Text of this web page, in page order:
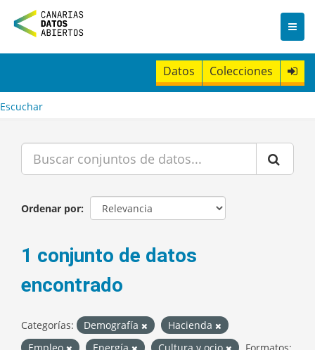
n
t
Datos Colecciones
Escuchar
Ordenar por
1 conjunto de datos
encontrado
Categorías: Demografía
Hacienda